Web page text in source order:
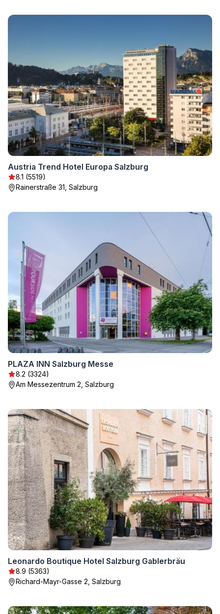
Austria Trend Hotel Europa Salzburg
8.1 (5519)
Rainerstraße 31, Salzburg
PLAZA INN Salzburg Messe
8.2 (3324)
Am Messezentrum 2, Salzburg
Leonardo Boutique Hotel Salzburg Gablerbräu
8.9 (5363)
Richard-Mayr-Gasse 2, Salzburg